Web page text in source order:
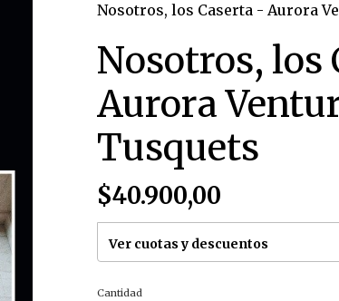
Nosotros, los Caserta - Aurora
Nosotros, los
Aurora
Tusquets
$40.900,00
Ver cuotas y descuentos
Cantidad